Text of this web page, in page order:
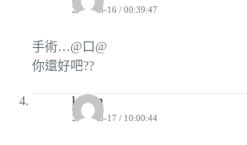
2008-06-16 / 00:39:47
手術…@口@
你還好吧??
keglin
2008-06-17 / 10:00:44